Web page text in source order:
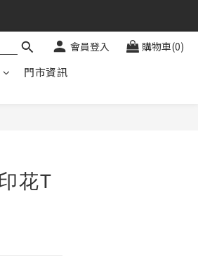
會員登入 購物車(0)
門市資訊
花T